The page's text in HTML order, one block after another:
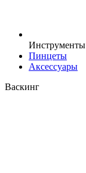
Инструменты
Пинцеты
Аксессуары
Васкинг